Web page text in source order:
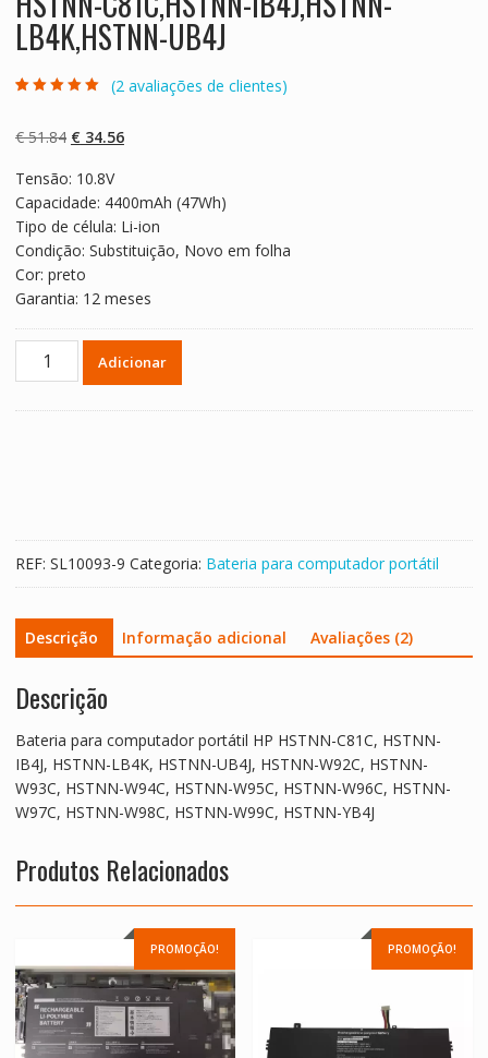
LB4K,HSTNN-UB4J
com base em
classificaçõe
(2 avaliações de clientes)
€51.84 O
original
era:
€ 51.84.
€34.56O
é:
€ 34.56.
Tensão: 10.8V
Capacidade: 4400mAh (47Wh)
Tipo de célula: Li-ion
Condição: Substituição, Novo em folha
Cor: preto
Garantia: 12 meses
Quantidade
C81C,HSTNN-
IB4J,HSTNN-
LB4K,HSTNN-
UB4J
Adicionar
REF: SL10093-9 Categoria: Bateria para computador portátil
Descrição Informação adicional Avaliações (2)
Descrição
Bateria para computador portátil HP HSTNN-C81C, HSTNN-
IB4J, HSTNN-LB4K, HSTNN-UB4J, HSTNN-W92C, HSTNN-
W93C, HSTNN-W94C, HSTNN-W95C, HSTNN-W96C, HSTNN-
W97C, HSTNN-W98C, HSTNN-W99C, HSTNN-YB4J
Produtos Relacionados
PROMOÇÃO! PROMOÇÃO!